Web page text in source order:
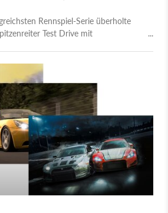
Rennspiel-Serie überholte
Test Drive mit